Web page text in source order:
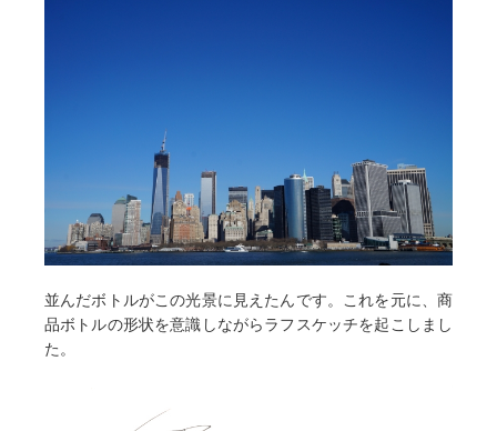
並んだボトルがこの光景に見えたんです。これを元に、商
品ボトルの形状を意識しながらラフスケッチを起こしまし
た。